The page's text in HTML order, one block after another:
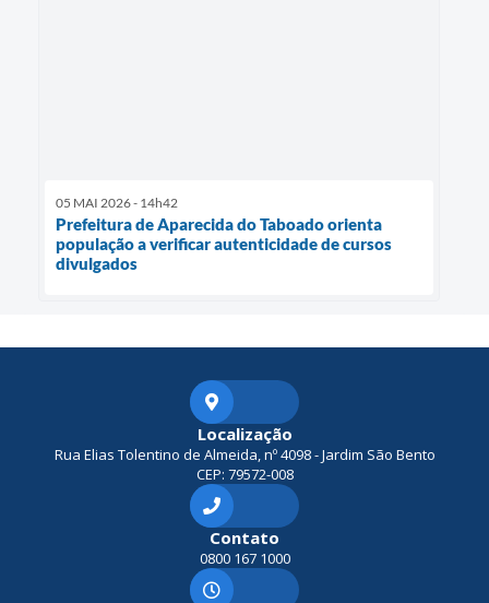
05 MAI 2026 - 14h42
Prefeitura de Aparecida do Taboado orienta
população a verificar autenticidade de cursos
divulgados
Localização
Rua Elias Tolentino de Almeida, nº 4098 - Jardim São Bento
CEP: 79572-008
Contato
0800 167 1000